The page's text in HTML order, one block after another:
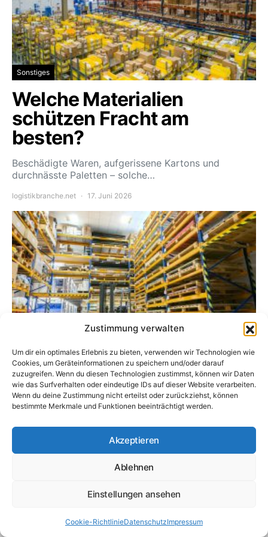
Zustimmung verwalten
Um dir ein optimales Erlebnis zu bieten, verwenden wir Technologien wie
Cookies, um Geräteinformationen zu speichern und/oder darauf
zuzugreifen. Wenn du diesen Technologien zustimmst, können wir Daten
wie das Surfverhalten oder eindeutige IDs auf dieser Website verarbeiten.
Wenn du deine Zustimmung nicht erteilst oder zurückziehst, können
bestimmte Merkmale und Funktionen beeinträchtigt werden.
Akzeptieren
Ablehnen
Einstellungen ansehen
Cookie-RichtlinieDatenschutzImpressum
Sonstiges
Welche Materialien
schützen Fracht am
besten?
Beschädigte Waren, aufgerissene Kartons und
durchnässte Paletten – solche…
logistikbranche.net 17. Juni 2026
Logistiktrends 2026:
Effizienz durch
Digitalisierung
Die Logistikbranche befindet sich in einem
tiefgreifenden Wandel, der sämtliche…
Logistikbranche.net